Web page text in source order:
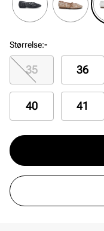
Størrelse:-
35 36
40 41